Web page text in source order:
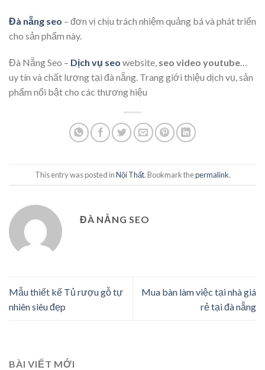
Đà nẵng seo – đơn vị chịu trách nhiệm quảng bá và phát triển
cho sản phẩm này.
Đà Nẵng Seo – Dịch vụ seo website, seo video youtube…
uy tín và chất lượng tại đà nẵng. Trang giới thiệu dịch vụ, sản
phẩm nổi bật cho các thương hiệu
This entry was posted inNội Thất. Bookmark thepermalink.
ĐÀ NẴNG SEO
Mẫu thiết kế Tủ rượu gỗ tự
nhiên siêu đẹp
Mua bàn làm việc tại nhà giá
rẻ tại đà nẵng
BÀI VIẾT MỚI